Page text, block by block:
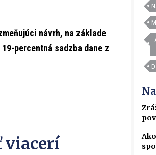
návrh, na základe
percentná sadzba dane z
viacerí